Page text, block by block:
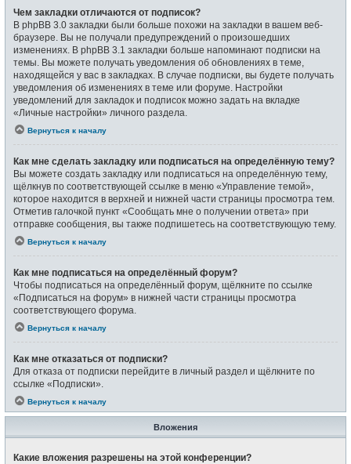
Чем закладки отличаются от подписок?
В phpBB 3.0 закладки были больше похожи на закладки в вашем веб-
браузере. Вы не получали предупреждений о произошедших
изменениях. В phpBB 3.1 закладки больше напоминают подписки на
темы. Вы можете получать уведомления об обновлениях в теме,
находящейся у вас в закладках. В случае подписки, вы будете получать
уведомления об изменениях в теме или форуме. Настройки
уведомлений для закладок и подписок можно задать на вкладке
«Личные настройки» личного раздела.
Вернуться к началу
Как мне сделать закладку или подписаться на определённую тему?
Вы можете создать закладку или подписаться на определённую тему,
щёлкнув по соответствующей ссылке в меню «Управление темой»,
которое находится в верхней и нижней части страницы просмотра тем.
Отметив галочкой пункт «Сообщать мне о получении ответа» при
отправке сообщения, вы также подпишетесь на соответствующую тему.
Вернуться к началу
Как мне подписаться на определённый форум?
Чтобы подписаться на определённый форум, щёлкните по ссылке
«Подписаться на форум» в нижней части страницы просмотра
соответствующего форума.
Вернуться к началу
Как мне отказаться от подписки?
Для отказа от подписки перейдите в личный раздел и щёлкните по
ссылке «Подписки».
Вернуться к началу
Вложения
Какие вложения разрешены на этой конференции?